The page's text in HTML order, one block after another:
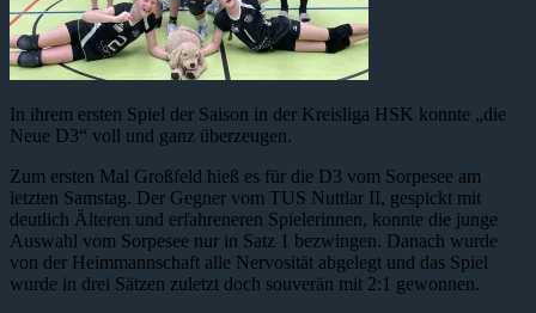
In ihrem ersten Spiel der Saison in der Kreisliga HSK konnte „die
Neue D3“ voll und ganz überzeugen.
Zum ersten Mal Großfeld hieß es für die D3 vom Sorpesee am
letzten Samstag. Der Gegner vom TUS Nuttlar II, gespickt mit
deutlich Älteren und erfahreneren Spielerinnen, konnte die junge
Auswahl vom Sorpesee nur in Satz 1 bezwingen. Danach wurde
von der Heimmannschaft alle Nervosität abgelegt und das Spiel
wurde in drei Sätzen zuletzt doch souverän mit 2:1 gewonnen.